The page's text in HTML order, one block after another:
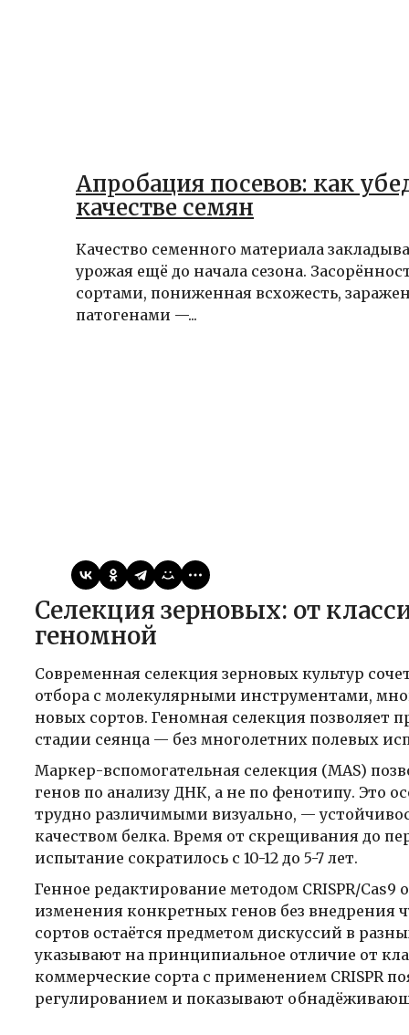
Апробация посевов: как
качестве семян
Качество семенного материала
урожая ещё до начала сезона.
сортами, пониженная всхожесть,
патогенами —...
Селекция зерновых: от классической гибридизации к
геномной
Современная селекция зерновых культур
отбора с молекулярными инструментами,
новых сортов. Геномная селекция позволяет
стадии сеянца — без многолетних полевых
Маркер-вспомогательная селекция (MAS)
генов по анализу ДНК, а не по фенотипу. Это
трудно различимыми визуально, —
качеством белка. Время от скрещивания до
испытание сократилось с 10-12 до 5-7 лет.
Генное редактирование методом CRISPR/
изменения конкретных генов без внедрения
сортов остаётся предметом дискуссий в
указывают на принципиальное отличие от
коммерческие сорта с применением CRISPR
регулированием и показывают